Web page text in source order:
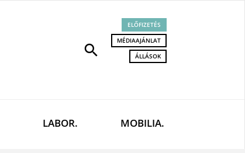
search
ELŐFIZETÉS
MÉDIAAJÁNLAT
ÁLLÁSOK
LABOR. MOBILIA.